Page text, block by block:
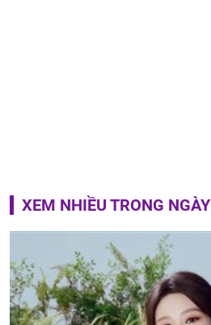
XEM NHIỀU TRONG NGÀY